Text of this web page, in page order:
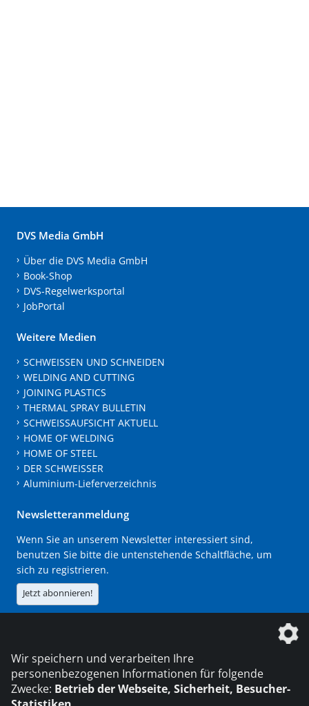
DVS Media GmbH
Über die DVS Media GmbH
Book-Shop
DVS-Regelwerksportal
JobPortal
Weitere Medien
SCHWEISSEN UND SCHNEIDEN
WELDING AND CUTTING
JOINING PLASTICS
THERMAL SPRAY BULLETIN
SCHWEISSAUFSICHT AKTUELL
HOME OF WELDING
HOME OF STEEL
DER SCHWEISSER
Aluminium-Lieferverzeichnis
Newsletteranmeldung
Wenn Sie an unserem Newsletter interessiert sind,
benutzen Sie bitte die untenstehende Schaltfläche, um
sich zu registrieren.
Jetzt abonnieren!
Die DVS Media GmbH ist ein Unternehmen der
Wir speichern und verarbeiten Ihre
personenbezogenen Informationen für folgende
Zwecke: Betrieb der Webseite, Sicherheit, Besucher-